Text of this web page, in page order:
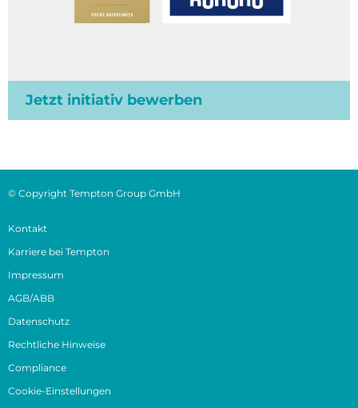
Jetzt initiativ bewerben
© Copyright Tempton Group GmbH
Kontakt
Karriere bei Tempton
Impressum
AGB/ABB
Datenschutz
Rechtliche Hinweise
Compliance
Cookie-Einstellungen